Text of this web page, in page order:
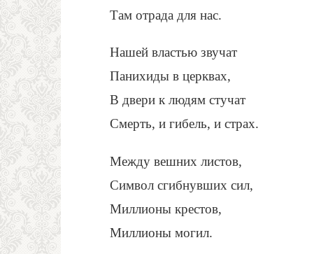
Там отрада для нас.
Нашей властью звучат
Панихиды в церквах,
В двери к людям стучат
Смерть, и гибель, и страх.
Между вешних листов,
Символ сгибнувших сил,
Миллионы крестов,
Миллионы могил.